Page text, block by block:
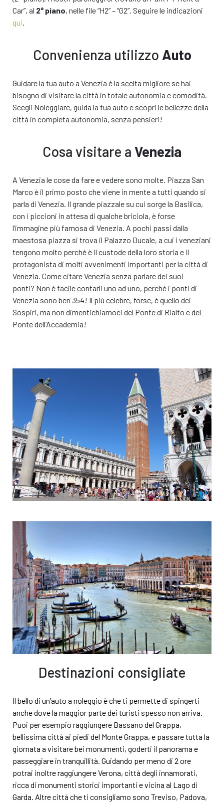
L'auto che hai scelto
€ 0,00
€ Tutto incluso
Caratteristiche
L'auto che ti
proponiamo
o modello simile*
€ 0,00 / giorno
€Tutto incluso
Caratteristiche
Car”, al 2° piano, nelle file “H2” – “G2”. Seguire le indicazioni
qui.
Convenienza utilizzo Auto
Guidare la tua auto a Venezia è la scelta migliore se hai
bisogno di visitare la città in totale autonomia e comodità.
Scegli Noleggiare, guida la tua auto e scopri le bellezze della
città in completa autonomia, senza pensieri!
Cosa visitare a Venezia
A Venezia le cose da fare e vedere sono molte. Piazza San
Marco è il primo posto che viene in mente a tutti quando si
parla di Venezia. Il grande piazzale su cui sorge la Basilica,
con i piccioni in attesa di qualche briciola, è forse
l’immagine più famosa di Venezia. A pochi passi dalla
maestosa piazza si trova il Palazzo Ducale, a cui i veneziani
tengono molto perché è il custode della loro storia e il
protagonista di molti avvenimenti importanti per la città di
Venezia. Come citare Venezia senza parlare dei suoi
ponti? Non è facile contarli uno ad uno, perché i ponti di
Venezia sono ben 354! Il più celebre, forse, è quello dei
Sospiri, ma non dimentichiamoci del Ponte di Rialto e del
Ponte dell’Accademia!
Destinazioni consigliate
Il bello di un’auto a noleggio è che ti permette di spingerti
anche dove la maggior parte dei turisti spesso non arriva.
Puoi per esempio raggiungere Bassano del Grappa,
bellissima città ai piedi del Monte Grappa, e passare tutta la
giornata a visitare bei monumenti, goderti il panorama e
passeggiare in tranquillità. Guidando per meno di 2 ore
potrai inoltre raggiungere Verona, città degli innamorati,
ricca di monumenti storici importanti e vicina al Lago di
Garda. Altre città che ti consigliamo sono Treviso, Padova,